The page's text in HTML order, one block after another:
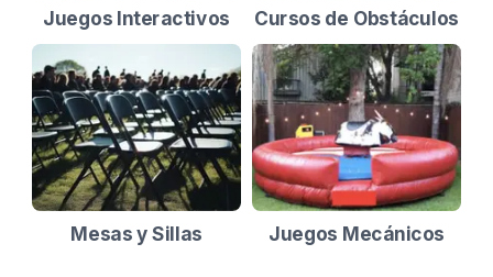
Juegos Interactivos Cursos de Obstáculos
Mesas y Sillas Juegos Mecánicos